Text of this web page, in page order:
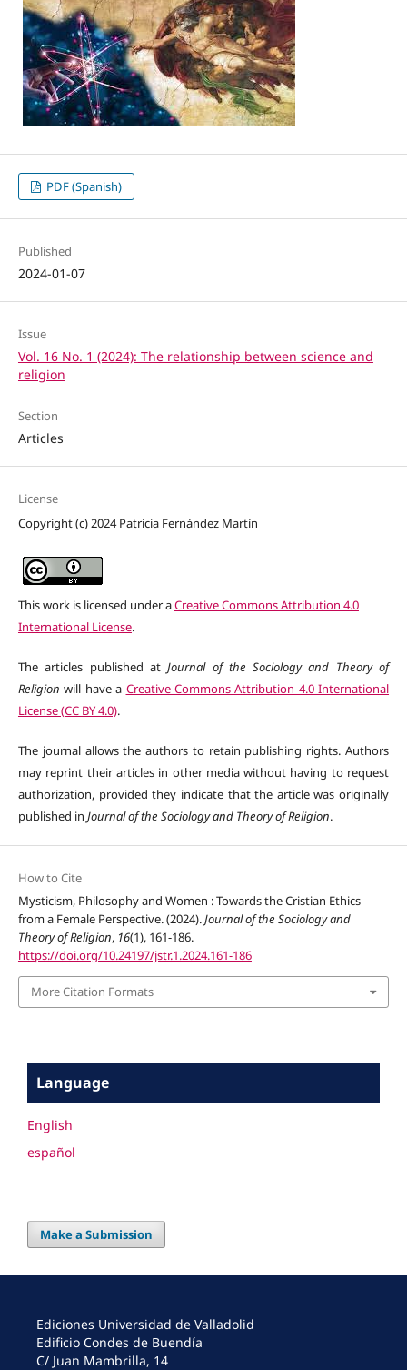
PDF (Spanish)
Published
2024-01-07
Issue
Vol. 16 No. 1 (2024): The relationship between science and
religion
Section
Articles
License
Copyright (c) 2024 Patricia Fernández Martín
This work is licensed under aCreative Commons Attribution 4.0
International License.
The articles published atJournal of the Sociology and Theory of
Religion will have a Creative Commons Attribution 4.0 International
License (CC BY 4.0).
The journal allows the authors to retain publishing rights. Authors
may reprint their articles in other media without having to request
authorization, provided they indicate that the article was originally
published in Journal of the Sociology and Theory of Religion.
How to Cite
Mysticism, Philosophy and Women : Towards the Cristian Ethics
from a Female Perspective. (2024).Journal of the Sociology and
Theory of Religion, 16(1), 161-186.
https://doi.org/10.24197/jstr.1.2024.161-186
More Citation Formats
Language
English
español
Make a Submission
Ediciones Universidad de Valladolid
Edificio Condes de Buendía
C/ Juan Mambrilla, 14